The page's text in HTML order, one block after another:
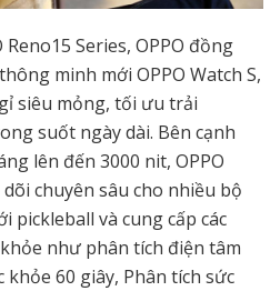
Series, OPPO đồng
minh mới OPPO Watch S,
siêu mỏng, tối ưu trải
suốt ngày dài. Bên cạnh
lên đến 3000 nit, OPPO
chuyên sâu cho nhiều bộ
pickleball và cung cấp các
như phân tích điện tâm
khỏe 60 giây, Phân tích sức